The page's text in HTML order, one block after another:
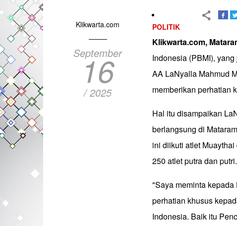
Klikwarta.com
September
16
/ 2025
POLITIK
Klikwarta.com,
Indonesia (PBMI),
AA LaNyalla Mahmud
memberikan perhatian
Hal itu disampaikan
berlangsung di
ini diikuti atlet
250 atlet putra dan putri.
"Saya meminta
perhatian khusus
Indonesia. Baik itu